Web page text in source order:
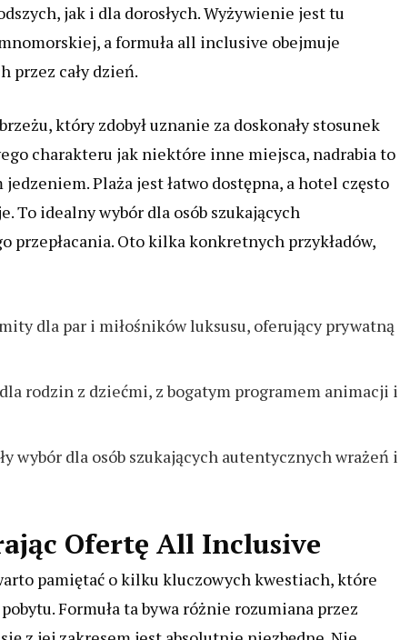
jak i dla dorosłych. Wyżywienie jest tu
a formuła all inclusive obejmuje
przez cały dzień.
który zdobył uznanie za doskonały stosunek
charakteru jak niektóre inne miejsca, nadrabia to
Plaża jest łatwo dostępna, a hotel często
To idealny wybór dla osób szukających
Oto kilka konkretnych przykładów,
dla par i miłośników luksusu, oferujący prywatną
rodzin z dziećmi, z bogatym programem animacji i
wybór dla osób szukających autentycznych wrażeń i
Ofertę All Inclusive
pamiętać o kilku kluczowych kwestiach, które
Formuła ta bywa różnie rozumiana przez